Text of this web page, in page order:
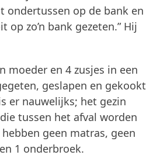
ondertussen op de bank en
op zo’n bank gezeten.” Hij
moeder en 4 zusjes in een
geslapen en gekookt
er nauwelijks; het gezin
tussen het afval worden
geen matras, geen
1 onderbroek.